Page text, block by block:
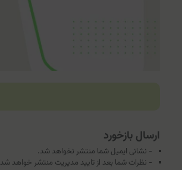
ارسال بازخورد
- نشانی ایمیل شما منتشر نخواهد شد.
- نظرات شما بعد از تایید مدیریت منتشر خواهد شد